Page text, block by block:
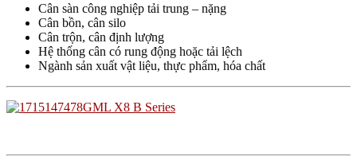
Cân sàn công nghiệp tải trung – nặng
Cân bồn, cân silo
Cân trộn, cân định lượng
Hệ thống cân có rung động hoặc tải lệch
Ngành sản xuất vật liệu, thực phẩm, hóa chất